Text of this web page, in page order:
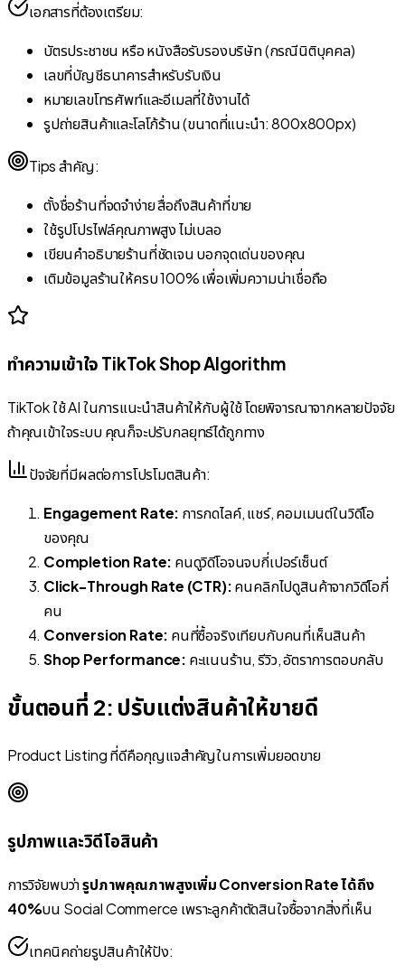
เอกสารที่ต้องเตรียม:
บัตรประชาชน หรือ หนังสือรับรองบริษัท (กรณีนิติบุคคล)
เลขที่บัญชีธนาคารสำหรับรับเงิน
หมายเลขโทรศัพท์และอีเมลที่ใช้งานได้
รูปถ่ายสินค้าและโลโก้ร้าน (ขนาดที่แนะนำ: 800x800px)
Tips สำคัญ:
ตั้งชื่อร้านที่จดจำง่าย สื่อถึงสินค้าที่ขาย
ใช้รูปโปรไฟล์คุณภาพสูง ไม่เบลอ
เขียนคำอธิบายร้านที่ชัดเจน บอกจุดเด่นของคุณ
เติมข้อมูลร้านให้ครบ 100% เพื่อเพิ่มความน่าเชื่อถือ
ทำความเข้าใจ TikTok Shop Algorithm
TikTok ใช้ AI ในการแนะนำสินค้าให้กับผู้ใช้ โดยพิจารณาจากหลายปัจจัย
ถ้าคุณเข้าใจระบบ คุณก็จะปรับกลยุทธ์ได้ถูกทาง
ปัจจัยที่มีผลต่อการโปรโมตสินค้า:
Engagement Rate: การกดไลค์, แชร์, คอมเมนต์ในวิดีโอ
ของคุณ
Completion Rate: คนดูวิดีโอจนจบกี่เปอร์เซ็นต์
Click-Through Rate (CTR):คนคลิกไปดูสินค้าจากวิดีโอกี่
คน
Conversion Rate: คนที่ซื้อจริงเทียบกับคนที่เห็นสินค้า
Shop Performance: คะแนนร้าน, รีวิว, อัตราการตอบกลับ
ขั้นตอนที่ 2: ปรับแต่งสินค้าให้ขายดี
Product Listing ที่ดีคือกุญแจสำคัญในการเพิ่มยอดขาย
รูปภาพและวิดีโอสินค้า
การวิจัยพบว่ารูปภาพคุณภาพสูงเพิ่ม Conversion Rate ได้ถึง
40%บน Social Commerce เพราะลูกค้าตัดสินใจซื้อจากสิ่งที่เห็น
เทคนิคถ่ายรูปสินค้าให้ปัง: